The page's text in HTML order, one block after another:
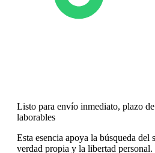
Listo para envío inmediato, plazo
laborables
Esta esencia apoya la búsqueda del
verdad propia y la libertad